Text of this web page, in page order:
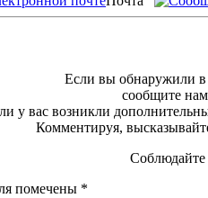
Если вы обнаружили в
сообщите
у вас возникли
Комментируя,
Соблюдайте
помечены *